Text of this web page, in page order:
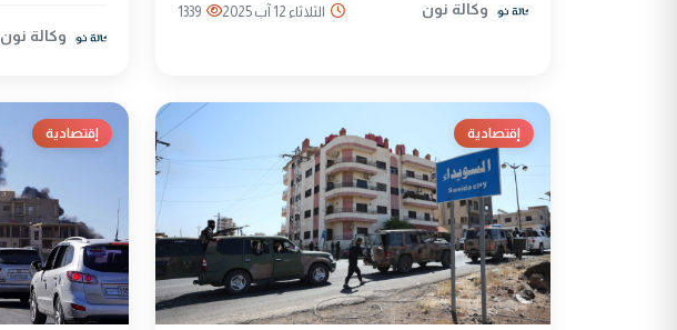
وكالة نون الثلاثاء 12 آب 2025 1339
وكالة نون
إقتصادية إقتصادية